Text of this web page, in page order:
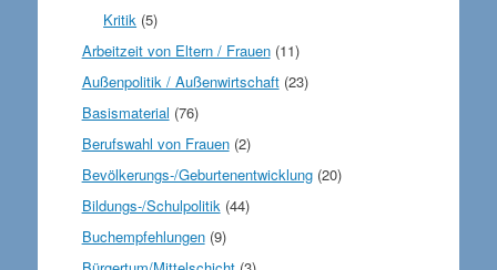
Kritik (5)
Arbeitzeit von Eltern / Frauen(11)
Außenpolitik / Außenwirtschaft(23)
Basismaterial (76)
Berufswahl von Frauen(2)
Bevölkerungs-/Geburtenentwicklung(20)
Bildungs-/Schulpolitik(44)
Buchempfehlungen(9)